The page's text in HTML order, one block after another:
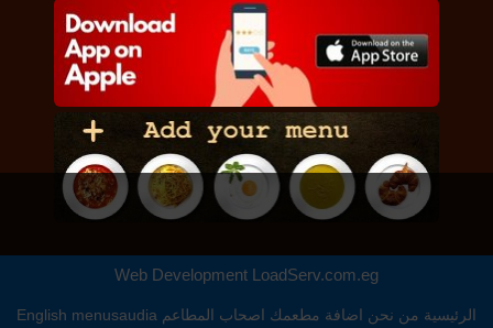
Web Development LoadServ.com.eg
الرئيسية من نحن اضافة مطعمك اصحاب المطاعم menusaudia
English